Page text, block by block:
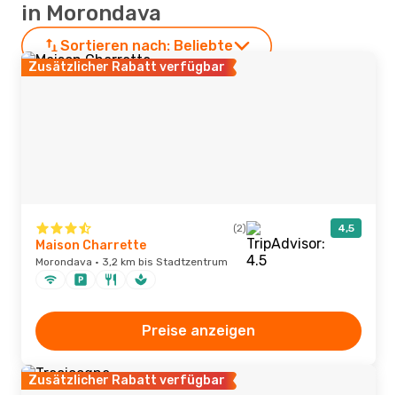
in Morondava
Sortieren nach: Beliebte
Zusätzlicher Rabatt verfügbar
(2) 4,5
Maison Charrette
Morondava · 3,2 km bis Stadtzentrum
Preise anzeigen
Zusätzlicher Rabatt verfügbar